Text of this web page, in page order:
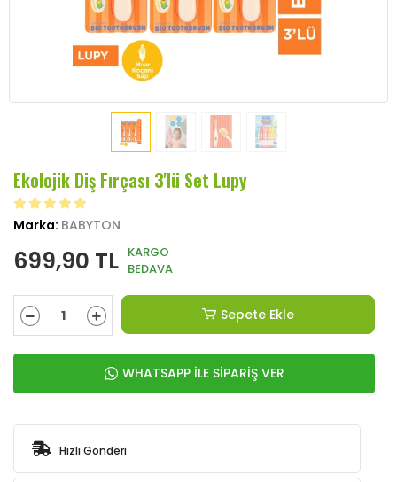
Ekolojik Diş Fırçası 3'lü Set Lupy
Marka: BABYTON
699,90 TL KARGO
BEDAVA
Sepete Ekle
WHATSAPP İLE SİPARİŞ VER
Hızlı Gönderi